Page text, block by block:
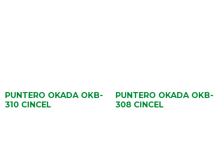
PUNTERO OKADA OKB-
310 CINCEL
PUNTERO OKADA OKB-
308 CINCEL